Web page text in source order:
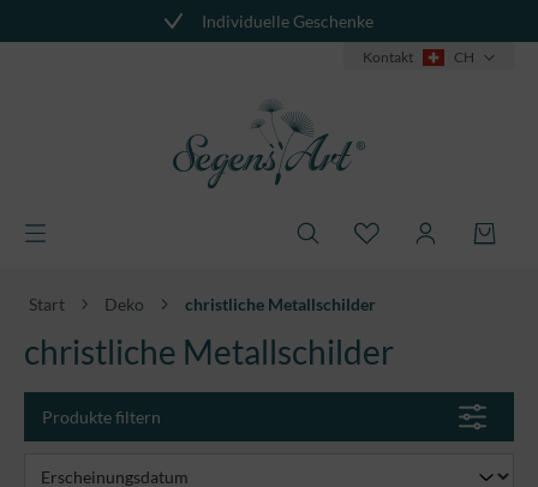
Individuelle Geschenke
Kontakt CH
Produkte filtern
Start Deko christliche Metallschilder
christliche Metallschilder